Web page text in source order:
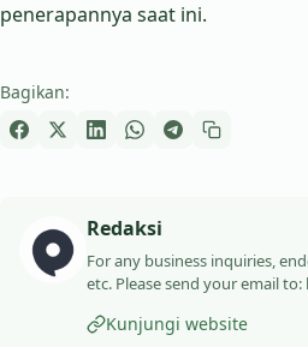
penerapannya saat ini.
Bagikan:
Redaksi
For any business inquiries,
etc. Please send your email to:
Kunjungi website